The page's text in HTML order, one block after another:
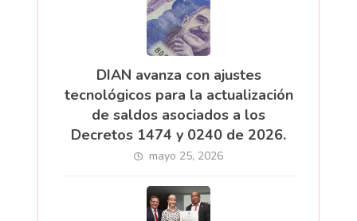
DIAN avanza con ajustes
tecnológicos para la actualización
de saldos asociados a los
Decretos 1474 y 0240 de 2026.
mayo 25, 2026